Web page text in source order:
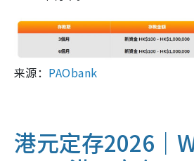
来源： PAObank
港元定存2026｜